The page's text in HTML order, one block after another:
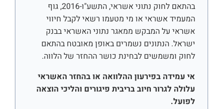
בהתאם לחוק נתוני אשראי, התשע"ו-2016, גוף
המעמיד אשראי או מי מטעמו רשאי לקבל חיווי
אשראי על המבקש ממאגר נתוני האשראי בבנק
ישראל. הנתונים נשמרים באופן מאובטח בהתאם
לחוק ומשמשים לבחינת כושר ההחזר של הלווה.
אי עמידה בפירעון ההלוואה או בהחזר האשראי
עלולה לגרור חיוב בריבית פיגורים והליכי הוצאה
לפועל.